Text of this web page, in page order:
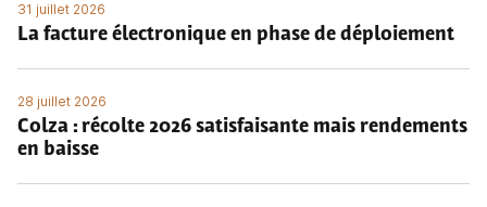
31 juillet 2026
La facture électronique en phase de déploiement
28 juillet 2026
Colza : récolte 2026 satisfaisante mais rendements
en baisse